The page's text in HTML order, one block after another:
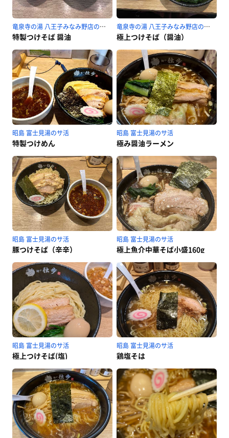
竜泉寺の湯 八王子みなみ野店のサ活
特製つけそば 醤油
竜泉寺の湯 八王子みなみ野店のサ活
極上つけそば（醤油）
昭島 富士見湯のサ活
特製つけめん
昭島 富士見湯のサ活
極み醤油ラーメン
昭島 富士見湯のサ活
豚つけそば（辛辛）
昭島 富士見湯のサ活
極上魚介中華そば小盛160g
昭島 富士見湯のサ活
極上つけそば(塩)
昭島 富士見湯のサ活
鶏塩そは